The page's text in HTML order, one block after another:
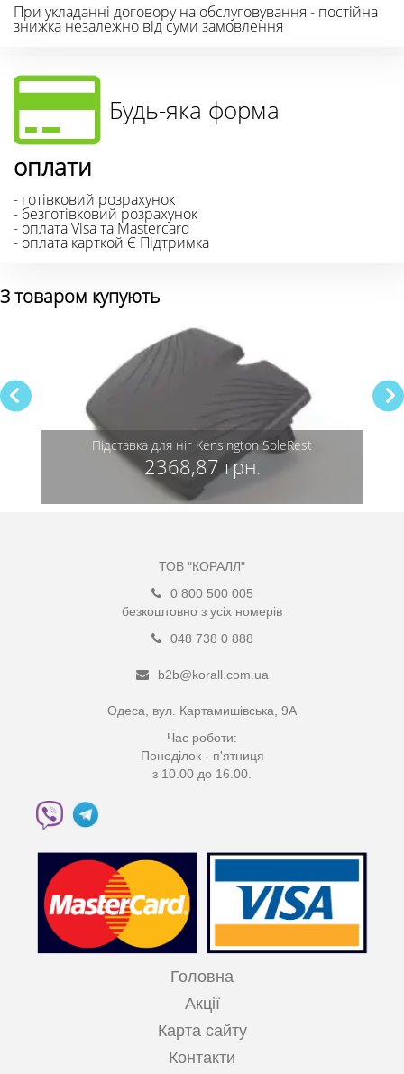
При укладанні договору на обслуговування - постійна
знижка незалежно від суми замовлення
Будь-яка форма
оплати
- готівковий розрахунок
- безготівковий розрахунок
- оплата Visa та Mastercard
- оплата карткой Є Підтримка
З товаром купують
Підставка для ніг Kensington SoleRest
2368,87 грн.
ТОВ "КОРАЛЛ"
0 800 500 005
безкоштовно з усіх номерів
048 738 0 888
b2b@korall.com.ua
Одеса, вул. Картамишівська, 9А
Час роботи:
Понеділок - п'ятниця
з 10.00 до 16.00.
Головна
Акції
Карта сайту
Контакти